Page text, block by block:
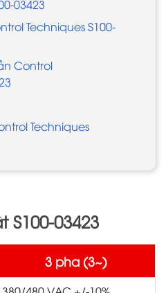
03423
Techniques S100-
Control
Techniques
S100-03423
3 pha (3~)